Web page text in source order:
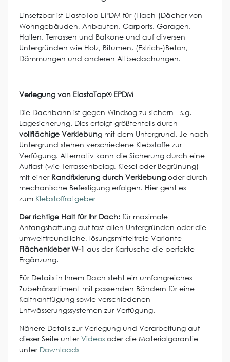
Einsetzbar ist ElastoTop EPDM für (Flach-)Dächer von
Wohngebäuden, Anbauten, Carports, Garagen,
Hallen, Terrassen und Balkone und auf diversen
Untergründen wie Holz, Bitumen, (Estrich-)Beton,
Dämmungen und anderen Altbedachungen.
Verlegung von ElastoTop®EPDM
Die Dachbahn ist gegen Windsog zu sichern - s.g.
Lagesicherung. Dies erfolgt größtenteils durch
vollflächige Verklebung mit dem Untergrund. Je nach
Untergrund stehen verschiedene Klebstoffe zur
Verfügung. Alternativ kann die Sicherung durch eine
Auflast (wie Terrassenbelag, Kiesel oder Begrünung)
mit einer Randfixierung durch Verklebung oder durch
mechanische Befestigung erfolgen. Hier geht es
zum Klebstoffratgeber
Der richtige Halt für Ihr Dach: für maximale
Anfangshaftung auf fast allen Untergründen oder die
umweltfreundliche, lösungsmittelfreie Variante
Flächenkleber W-1 aus der Kartusche die perfekte
Ergänzung.
Für Details in Ihrem Dach steht ein umfangreiches
Zubehörsortiment mit passenden Bändern für eine
Kaltnahtfügung sowie verschiedenen
Entwässerungssystemen zur Verfügung.
Nähere Details zur Verlegung und Verarbeitung auf
dieser Seite unterVideos oder die Materialgarantie
unter Downloads